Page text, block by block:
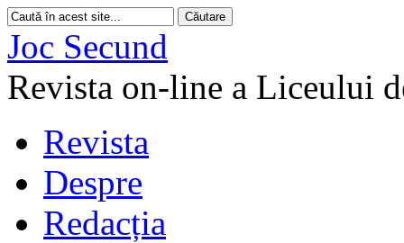
Joc Secund
Revista on-line a Liceului
Revista
Despre
Redacția